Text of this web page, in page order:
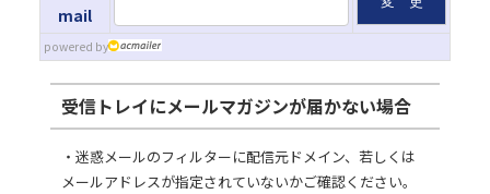
mail
powered by
受信トレイにメールマガジンが届かない場合
・迷惑メールのフィルターに配信元ドメイン、若しくは
メールアドレスが指定されていないかご確認ください。